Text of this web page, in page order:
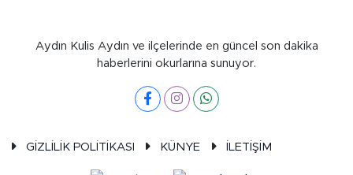
Aydın Kulis Aydın ve ilçelerinde en güncel son dakika
haberlerini okurlarına sunuyor.
GİZLİLİK POLİTİKASI KÜNYE İLETİŞİM